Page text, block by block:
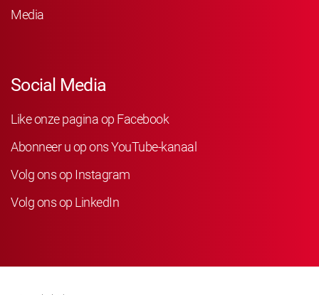
Media
Social Media
Like onze pagina op Facebook
Abonneer u op ons YouTube-kanaal
Volg ons op Instagram
Volg ons op LinkedIn